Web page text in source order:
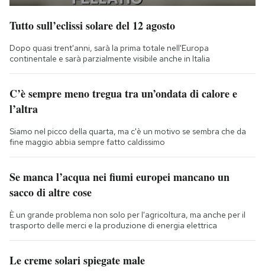
Tutto sull’eclissi solare del 12 agosto
Dopo quasi trent'anni, sarà la prima totale nell'Europa
continentale e sarà parzialmente visibile anche in Italia
C’è sempre meno tregua tra un’ondata di calore e
l’altra
Siamo nel picco della quarta, ma c'è un motivo se sembra che da
fine maggio abbia sempre fatto caldissimo
Se manca l’acqua nei fiumi europei mancano un
sacco di altre cose
È un grande problema non solo per l'agricoltura, ma anche per il
trasporto delle merci e la produzione di energia elettrica
Le creme solari spiegate male